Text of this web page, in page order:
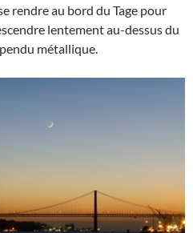
rendre au bord du Tage pour
lentement au-dessus du
métallique.